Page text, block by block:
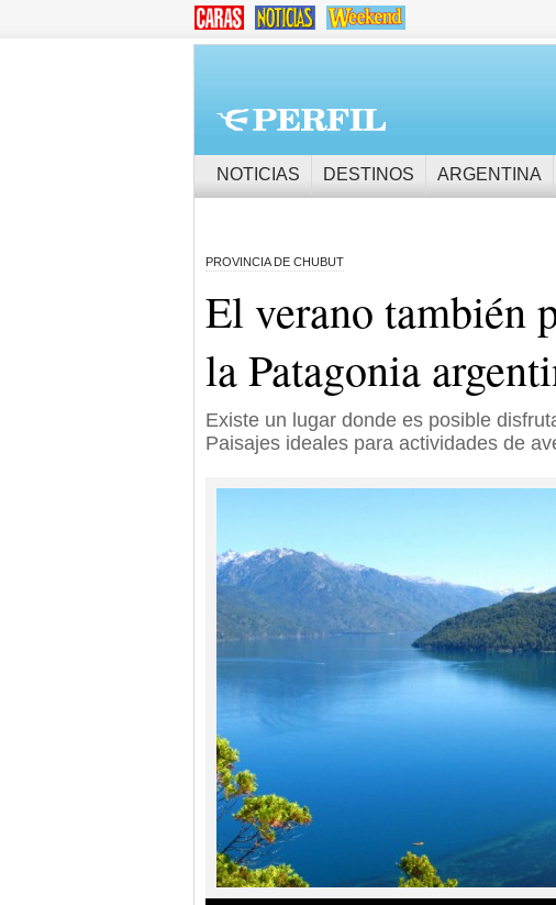
NOTICIAS DESTINOS ARGENTINA
PROVINCIA DE CHUBUT
El verano también
la Patagonia
Existe un lugar donde es posible
Paisajes ideales para actividades de